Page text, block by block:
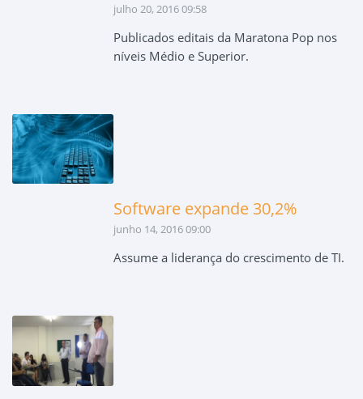
julho 20, 2016 09:58
Publicados editais da Maratona Pop nos
níveis Médio e Superior.
Software expande 30,2%
junho 14, 2016 09:00
Assume a liderança do crescimento de TI.